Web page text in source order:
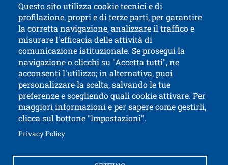
Questo sito utilizza cookie tecnici e di
profilazione, propri e di terze parti, per garantire
la corretta navigazione, analizzare il traffico e
misurare l'efficacia delle attività di
comunicazione istituzionale. Se prosegui la
navigazione o clicchi su "Accetta tutti", ne
acconsenti l'utilizzo; in alternativa, puoi
personalizzare la scelta, salvando le tue
preferenze e scegliendo quali cookie attivare. Per
maggiori informazioni e per sapere come gestirli,
clicca sul bottone "Impostazioni".
Privacy PolicyOpen this link in a new window
University of Trento
via Calepina, 14 - I-38122 Trento
P.IVA-C.F. 003​40520220
Accessibility